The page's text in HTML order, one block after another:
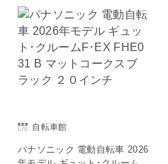
自転車館
パナソニック 電動自転車 2026